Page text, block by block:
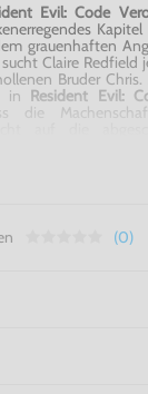
Evil: Code
grauenhaften
Claire Redfield
Bruder
in Resident Evil:
die
beschränkt sind.
angenommen.
- Resident Evil:
(0)